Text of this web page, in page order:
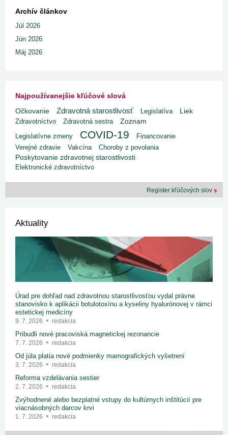
Archív článkov
Júl 2026
Jún 2026
Máj 2026
Najpoužívanejšie kľúčové slová
Očkovanie Zdravotná starostlivosť Legislatíva Liek
Zdravotníctvo Zdravotná sestra
Zoznam
Legislatívne zmeny
COVID-19
Financovanie
Verejné zdravie
Vakcína Choroby z povolania
Poskytovanie zdravotnej starostlivosti
Elektronické zdravotníctvo
Register kľúčových slov
Aktuality
Úrad pre dohľad nad zdravotnou starostlivosťou vydal právne
stanovisko k aplikácii botulotoxínu a kyseliny hyalurónovej v rámci
estetickej medicíny
9. 7. 2026 redakcia
Pribudli nové pracoviská magnetickej rezonancie
7. 7. 2026 redakcia
Od júla platia nové podmienky mamografických vyšetrení
3. 7. 2026 redakcia
Reforma vzdelávania sestier
2. 7. 2026 redakcia
Zvýhodnené alebo bezplatné vstupy do kultúrnych inštitúcií pre
viacnásobných darcov krvi
1. 7. 2026 redakcia